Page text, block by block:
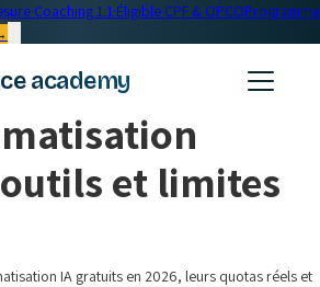
·Coaching 1:1·Éligible CPF & OPCOProgramme
academy
et limites
IA gratuits en 2026, leurs quotas réels et